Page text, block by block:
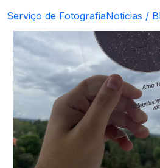
Serviço de FotografiaNoticias /